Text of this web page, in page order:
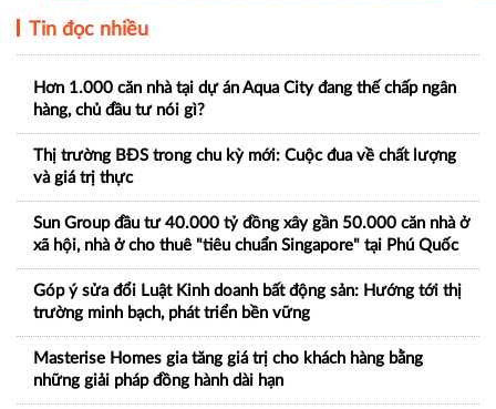
Tin đọc nhiều
Hơn 1.000 căn nhà tại dự án Aqua City đang thế chấp ngân
hàng, chủ đầu tư nói gì?
Thị trường BĐS trong chu kỳ mới: Cuộc đua về chất lượng
và giá trị thực
Sun Group đầu tư 40.000 tỷ đồng xây gần 50.000 căn nhà ở
xã hội, nhà ở cho thuê "tiêu chuẩn Singapore" tại Phú Quốc
Góp ý sửa đổi Luật Kinh doanh bất động sản: Hướng tới thị
trường minh bạch, phát triển bền vững
Masterise Homes gia tăng giá trị cho khách hàng bằng
những giải pháp đồng hành dài hạn